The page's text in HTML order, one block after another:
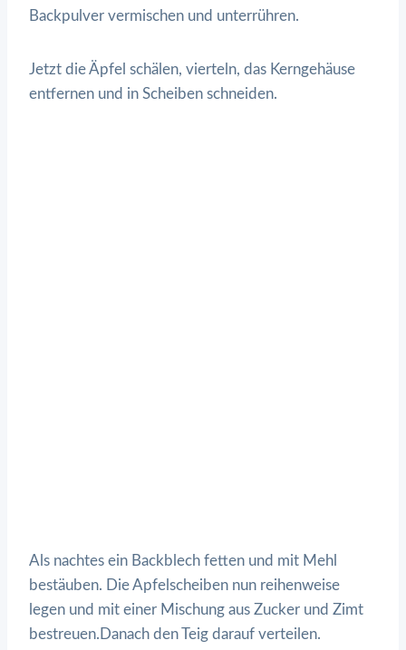
Backpulver vermischen und unterrühren.
Jetzt die Äpfel schälen, vierteln, das Kerngehäuse
entfernen und in Scheiben schneiden.
Als nachtes ein Backblech fetten und mit Mehl
bestäuben. Die Apfelscheiben nun reihenweise
legen und mit einer Mischung aus Zucker und Zimt
bestreuen.Danach den Teig darauf verteilen.